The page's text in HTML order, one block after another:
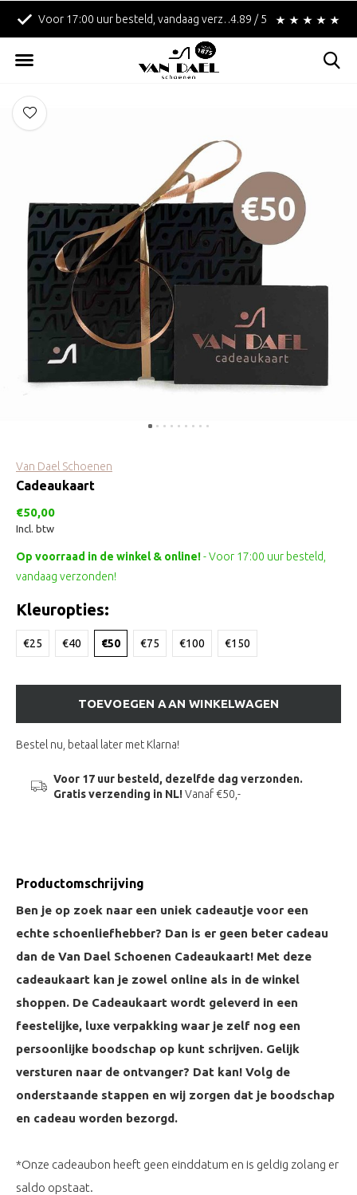
Voor 17:00 uur besteld, vandaag verzonden! Betaal achteraf met
4.89 / 5
Van Dael Schoenen
Cadeaukaart
€50,00
Incl. btw
Op voorraad in de winkel & online!- Voor 17:00 uur besteld,
vandaag verzonden!
Kleuropties:
€25 €40 €50 €75 €100 €150
TOEVOEGEN AAN WINKELWAGEN
Bestel nu, betaal later met Klarna!
Voor 17 uur besteld, dezelfde dag verzonden.
Gratis verzending in NL!Vanaf €50,-
Productomschrijving
Ben je op zoek naar een uniek cadeautje voor een
echte schoenliefhebber? Dan is er geen beter cadeau
dan de Van Dael Schoenen Cadeaukaart! Met deze
cadeaukaart kan je zowel online als in de winkel
shoppen. De Cadeaukaart wordt geleverd in een
feestelijke, luxe verpakking waar je zelf nog een
persoonlijke boodschap op kunt schrijven. Gelijk
versturen naar de ontvanger? Dat kan! Volg de
onderstaande stappen en wij zorgen dat je boodschap
en cadeau worden bezorgd.
*Onze cadeaubon heeft geen einddatum en is geldig zolang er
saldo opstaat.